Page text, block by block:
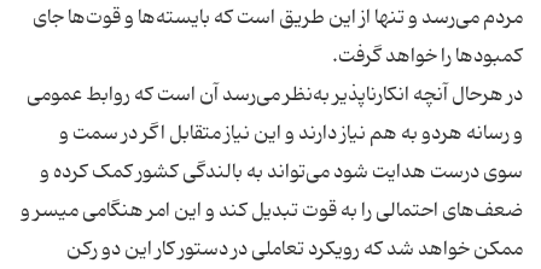
مردم می‌رسد و تنها از این طریق است که بایسته‌ها و قوت‌ها جای
در هرحال آنچه انکارناپذیر به‌نظر می‌رسد آن است که روابط عمومی
و رسانه هردو به هم نیاز دارند و این نیاز متقابل اگر در سمت و
سوی درست هدایت شود می‌تواند به بالندگی کشور کمک کرده و
ضعف‌های احتمالی را به قوت تبدیل کند و این امر هنگامی میسر و
ممکن خواهد شد که رویکرد تعاملی در دستور کار این دو رکن